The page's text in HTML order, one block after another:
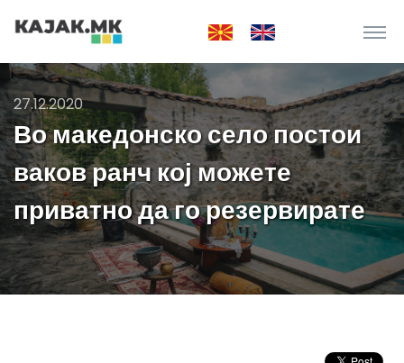
27.12.2020
Во македонско село постои
ваков ранч кој можете
приватно да го резервирате